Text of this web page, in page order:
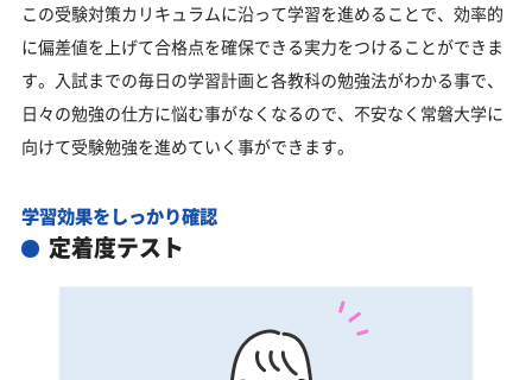
この受験対策カリキュラムに沿って学習を進めることで、効率的
に偏差値を上げて合格点を確保できる実力をつけることができま
す。入試までの毎日の学習計画と各教科の勉強法がわかる事で、
日々の勉強の仕方に悩む事がなくなるので、不安なく常磐大学に
向けて受験勉強を進めていく事ができます。
学習効果をしっかり確認
定着度テスト